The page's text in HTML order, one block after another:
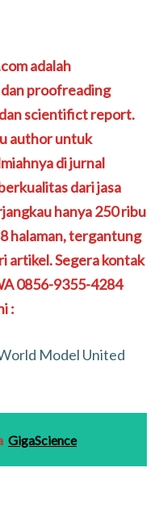
adalah
proofreading
scientifict report.
author untuk
di jurnal
dari jasa
hanya 250 ribu
halaman, tergantung
artikel. Segera kontak
0856-9355-4284
:
GigaScience